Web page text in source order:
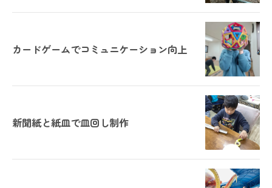
カードゲームでコミュニケーション向上
新聞紙と紙皿で皿回し制作